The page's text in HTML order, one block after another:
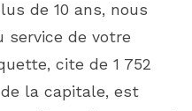
de 10 ans, nous
service de votre
cite de 1 752
la capitale, est